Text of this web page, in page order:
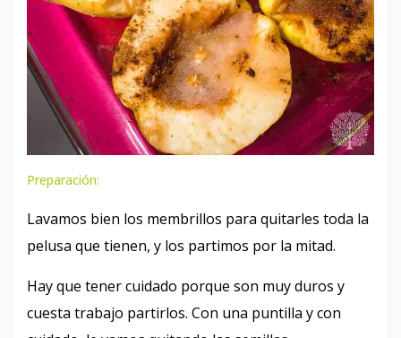
Preparación:
Lavamos bien los membrillos para quitarles toda la
pelusa que tienen, y los partimos por la mitad.
Hay que tener cuidado porque son muy duros y
cuesta trabajo partirlos. Con una puntilla y con